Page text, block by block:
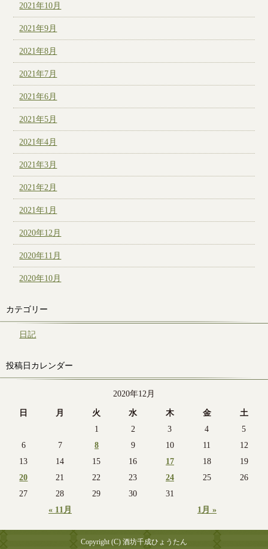
2021年10月
2021年9月
2021年8月
2021年7月
2021年6月
2021年5月
2021年4月
2021年3月
2021年2月
2021年1月
2020年12月
2020年11月
2020年10月
カテゴリー
日記
投稿日カレンダー
2020年12月
日 月 火 水 木 金 土
« 11月 1月 »
1 2 3 4
5
6
7 8 9 10 11
12
13
14 15 16 17 18
19
20
21 22 23 24 25
26
27
28 29 30 31
Copyright (C) 酒坊千成ひょうたん